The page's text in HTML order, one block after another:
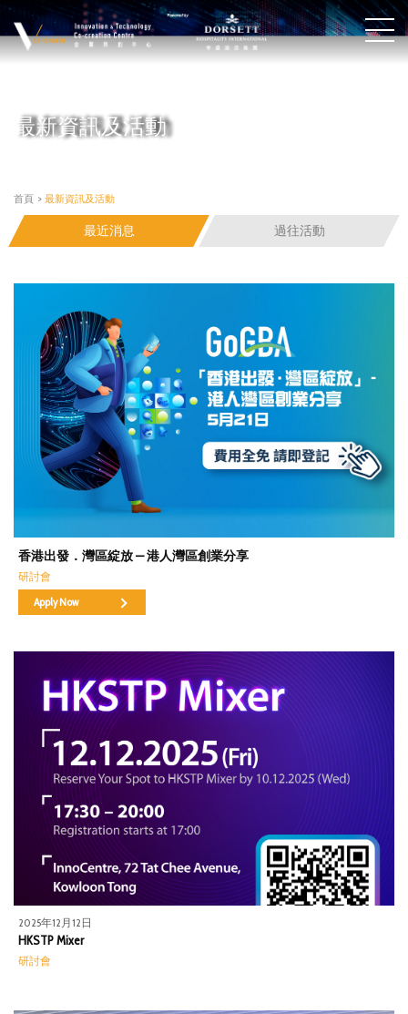
最新資訊及活動
首頁 > 最新資訊及活動
最近消息 過往活動
香港出發．灣區綻放 — 港人灣區創業分享
研討會
Apply Now
2025年12月12日
HKSTP Mixer
研討會